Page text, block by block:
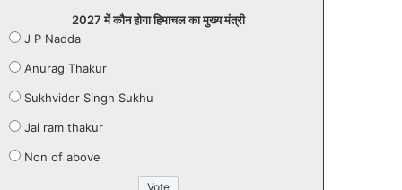
2027 में कौन होगा हिमाचल का मुख्य मंत्री
J P Nadda
Anurag Thakur
Sukhvider Singh Sukhu
Jai ram thakur
Non of above